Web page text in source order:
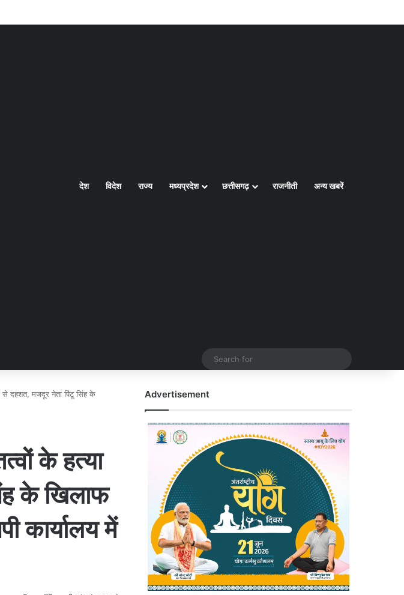
Homeदेश विदेश राज्य मध्यप्रदेश छत्तीसगढ़ राजनीती अन्य खबरें
से दहशत, मजदूर नेता पिंटू सिंह के
के हत्या
के खिलाफ
कार्यालय में
Advertisement